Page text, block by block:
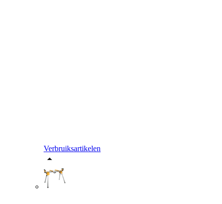
Verbruiksartikelen